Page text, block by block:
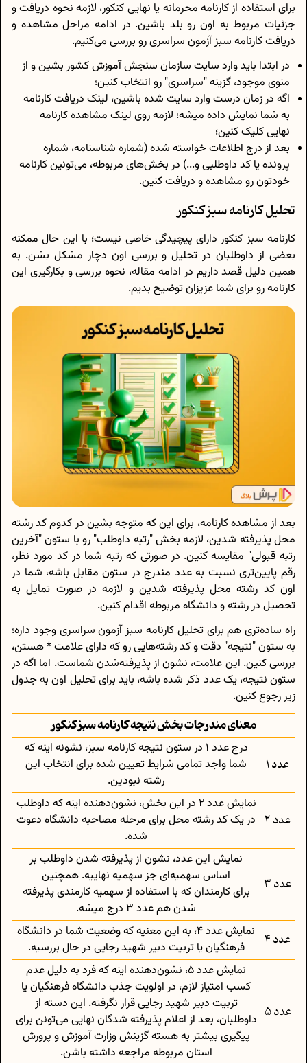
برای استفاده از کارنامه محرمانه یا نهایی کنکور، لازمه نحوه دریافت و
جزئیات مربوط به اون رو بلد باشین. در ادامه مراحل مشاهده و
دریافت کارنامه سبز آزمون سراسری رو بررسی می‌کنیم.
در ابتدا باید وارد سایت سازمان سنجش آموزش کشور بشین و از
منوی موجود، گزینه "سراسری" رو انتخاب کنین؛
اگه در زمان درست وارد سایت شده باشین، لینک دریافت کارنامه
به شما نمایش داده میشه؛ لازمه روی لینک مشاهده کارنامه
نهایی کلیک کنین؛
بعد از درج اطلاعات خواسته شده (شماره شناسنامه، شماره
پرونده یا کد داوطلبی و...) در بخش‌های مربوطه، می‌تونین کارنامه
خودتون رو مشاهده و دریافت کنین.
تحلیل کارنامه سبز کنکور
کارنامه سبز کنکور دارای پیچیدگی خاصی نیست؛ با این حال ممکنه
بعضی از داوطلبان در تحلیل و بررسی اون دچار مشکل بشن. به
همین دلیل قصد داریم در ادامه مقاله، نحوه بررسی و بکارگیری این
کارنامه رو برای شما عزیزان توضیح بدیم.
بعد از مشاهده کارنامه، برای این‌ که متوجه بشین در کدوم کد رشته
محل پذیرفته شدین، لازمه بخش "رتبه داوطلب" رو با ستون "آخرین
رتبه قبولی" مقایسه کنین. در صورتی که رتبه شما در کد مورد نظر،
رقم پایین‌تری نسبت به عدد مندرج در ستون مقابل باشه، شما در
اون کد رشته محل پذیرفته شدین و لازمه در صورت تمایل به
تحصیل در رشته و دانشگاه مربوطه اقدام کنین.
راه ساده‌تری هم برای تحلیل کارنامه سبز آزمون سراسری وجود داره؛
به ستون "نتیجه" دقت و کد رشته‌هایی رو که دارای علامت * هستن،
بررسی کنین. این علامت، نشون از پذیرفته‌شدن شماست. اما اگه در
ستون نتیجه، یک عدد ذکر شده باشه، باید برای تحلیل اون به جدول
زیر رجوع کنین.
معنای مندرجات بخش نتیجه کارنامه سبز کنکور
عدد 1
درج عدد 1 در ستون نتیجه کارنامه سبز، نشونه اینه که
شما واجد تمامی شرایط تعیین شده برای انتخاب این
رشته نبودین.
عدد 2
نمایش عدد 2 در این بخش، نشون‌دهنده اینه که داوطلب
در یک کد رشته محل برای مرحله مصاحبه دانشگاه دعوت
شده.
عدد 3
نمایش این عدد، نشون از پذیرفته شدن داوطلب بر
اساس سهمیه‌ای جز سهمیه نهاییه. همچنین
برای كارمندان كه با استفاده از سهميه كارمندی پذيرفته
شدن هم عدد 3 درج میشه.​
عدد 4
نمایش عدد 4، به این معنیه که وضعیت شما در دانشگاه
فرهنگیان یا تربیت دبیر شهید رجایی در حال بررسیه.
عدد 5
نمایش عدد 5، نشون‌دهنده اینه که فرد به دلیل عدم
کسب امتیاز لازم، در اولویت جذب دانشگاه فرهنگیان یا
تربیت دبیر شهید رجایی قرار نگرفته. این دسته از
داوطلبان، بعد از اعلام پذیرفته شدگان نهایی می‌تونن برای
پیگیری بیشتر به هسته گزینش وزارت آموزش و پرورش
استان مربوطه مراجعه داشته باشن.